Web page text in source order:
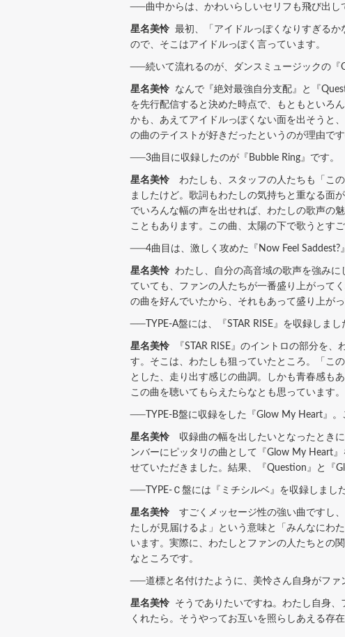
──曲中からは、かわいらしいセリフも飛び出し
星名美怜 最初、「アイドルっぽくなりすぎる
ので、そこはアイドルっぽく言っています。
──続いて流れるのが、ダンスミュージックの『
星名美怜 なんで『絶対最強自分支配』と『
を先行配信すると決めた時点で、もともといろ
かも、あえてアイドルっぽくない面を出そうと
の曲のテイストが好きだったというのが理由です(
──3曲目に収録したのが『Bubble Ring』です。
星名美怜 わたしも、スタッフの人たちも「こ
ましたけど。歌詞もわたしの気持ちと重なる面
でいろんな幅の声を出せれば、わたしの歌声の
こともあります。この曲、太陽の下で歌うとす
──4曲目は、激しく攻めた『Now Feel Saddest?
星名美怜 わたし、自分の高音域の歌声を強み
ていても、ファンの人たちが一番盛り上がって
の曲を好んでいたから、それもあって盛り上が
──TYPE-A盤には、『STAR RISE』を収録しまし
星名美怜 『STAR RISE』のイントロの部分を
す。そこは、わたしも狙っていたところ。「こ
とした、走り出す感じの曲調。しかも青春感も
この曲を聴いてもらえたらなとも思っています。
──TYPE-B盤に収録をした『Glow My Heart』。
星名美怜 収録曲の幅を出したいとなったとき
ンバーにピッタリの曲として『Glow My Heart
せていただきました。結果、『Question』と『
──TYPE-Ｃ盤には『ミチシルベ』を収録しました
星名美怜 すごくメッセージ性の強い曲ですし
たしが見届けるよ」という意味と「みんなにわ
います。実際に、わたしとファンの人たちとの
なところです。
──道標と名付けたように、美怜さん自身がファ
星名美怜 そうでありたいですね。わたし自身
くれたら。そうやってお互いを照らしあえる存